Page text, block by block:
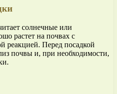
солнечные или
растет на почвах с
реакцией. Перед посадкой
почвы и, при необходимости,